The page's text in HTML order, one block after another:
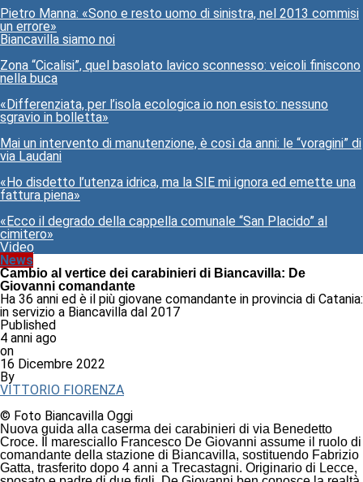
Pietro Manna: «Sono e resto uomo di sinistra, nel 2013 commisi
un errore»
Biancavilla siamo noi
Zona “Cicalisi”, quel basolato lavico sconnesso: veicoli finiscono
nella buca
«Differenziata, per l’isola ecologica io non esisto: nessuno
sgravio in bolletta»
Mai un intervento di manutenzione, è così da anni: le “voragini” di
via Laudani
«Ho disdetto l’utenza idrica, ma la SIE mi ignora ed emette una
fattura piena»
«Ecco il degrado della cappella comunale “San Placido” al
cimitero»
Video
News
Cambio al vertice dei carabinieri di Biancavilla: De
Giovanni comandante
Ha 36 anni ed è il più giovane comandante in provincia di Catania:
in servizio a Biancavilla dal 2017
Published
4 anni ago
on
16 Dicembre 2022
By
VITTORIO FIORENZA
© Foto Biancavilla Oggi
Nuova guida alla caserma dei carabinieri di via Benedetto
Croce. Il maresciallo Francesco De Giovanni assume il ruolo di
comandante della stazione di Biancavilla, sostituendo Fabrizio
Gatta, trasferito dopo 4 anni a Trecastagni. Originario di Lecce,